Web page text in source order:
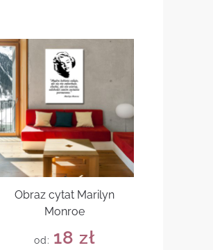
Obraz cytat Marilyn
Monroe
od: 18zł